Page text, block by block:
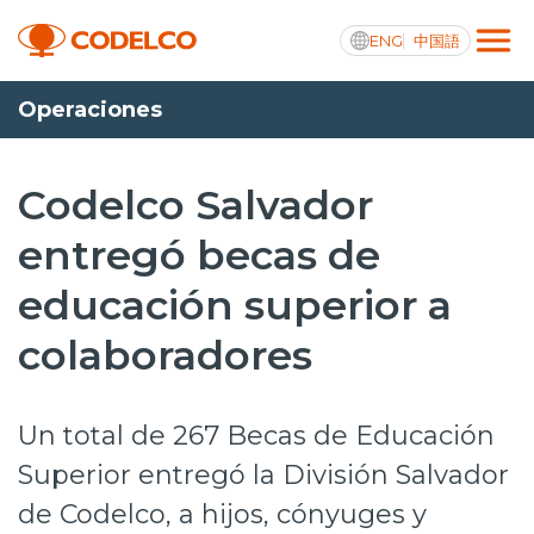
ENG 中国語
Transparencia activa
Nosotros
Operaciones
Proyectos
Innovación
Inversionistas
Operaciones
Codelco Salvador
entregó becas de
educación superior a
colaboradores
Un total de 267 Becas de Educación
Superior entregó la División Salvador
de Codelco, a hijos, cónyuges y